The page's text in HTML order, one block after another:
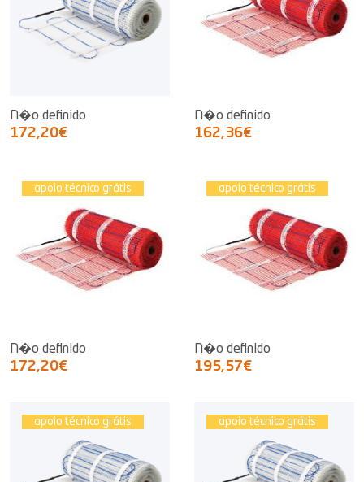
N�o definido
172,20€
N�o definido
162,36€
apoio técnico grátis
N�o definido
172,20€
apoio técnico grátis
N�o definido
195,57€
apoio técnico grátis apoio técnico grátis